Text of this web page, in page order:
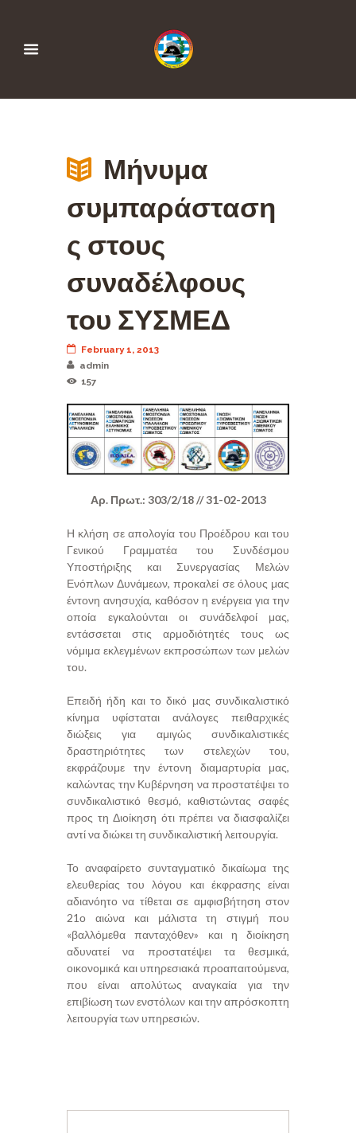
Μήνυμα
συμπαράσταση
ς στους
συναδέλφους
του ΣΥΣΜΕΔ
February 1, 2013
admin
157
Αρ. Πρωτ.: 303/2/18 // 31-02-2013
Η κλήση σε απολογία του Προέδρου και του
Γενικού Γραμματέα του Συνδέσμου
Υποστήριξης και Συνεργασίας Μελών
Ενόπλων Δυνάμεων, προκαλεί σε όλους μας
έντονη ανησυχία, καθόσον η ενέργεια για την
οποία εγκαλούνται οι συνάδελφοί μας,
εντάσσεται στις αρμοδιότητές τους ως
νόμιμα εκλεγμένων εκπροσώπων των μελών
του.
Επειδή ήδη και το δικό μας συνδικαλιστικό
κίνημα υφίσταται ανάλογες πειθαρχικές
διώξεις για αμιγώς συνδικαλιστικές
δραστηριότητες των στελεχών του,
εκφράζουμε την έντονη διαμαρτυρία μας,
καλώντας την Κυβέρνηση να προστατέψει το
συνδικαλιστικό θεσμό, καθιστώντας σαφές
προς τη Διοίκηση ότι πρέπει να διασφαλίζει
αντί να διώκει τη συνδικαλιστική λειτουργία.
Το αναφαίρετο συνταγματικό δικαίωμα της
ελευθερίας του λόγου και έκφρασης είναι
αδιανόητο να τίθεται σε αμφισβήτηση στον
21ο αιώνα και μάλιστα τη στιγμή που
«βαλλόμεθα πανταχόθεν» και η διοίκηση
αδυνατεί να προστατέψει τα θεσμικά,
οικονομικά και υπηρεσιακά προαπαιτούμενα,
που είναι απολύτως αναγκαία για την
επιβίωση των ενστόλων και την απρόσκοπτη
λειτουργία των υπηρεσιών.